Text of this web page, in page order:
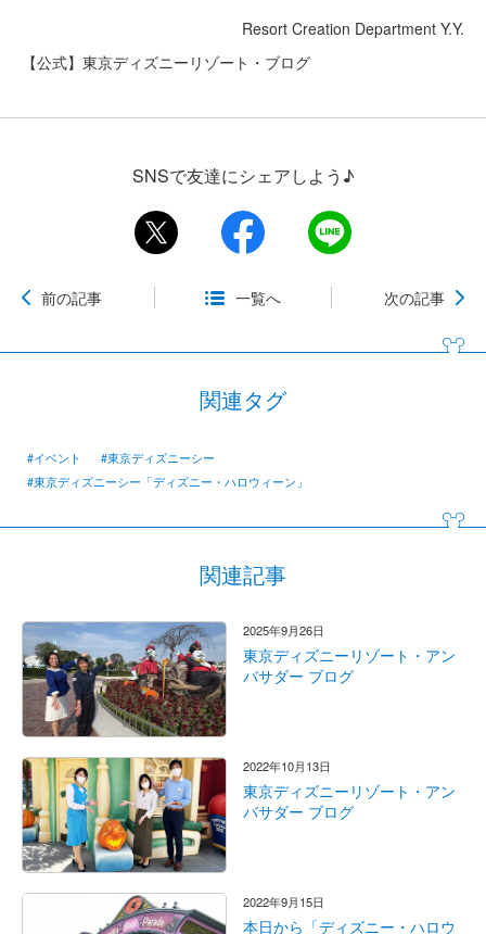
Resort Creation Department Y.Y.
【公式】東京ディズニーリゾート・ブログ
SNSで友達にシェアしよう♪
前の記事 一覧へ 次の記事
関連タグ
#イベント
#東京ディズニーシー
#東京ディズニーシー「ディズニー・ハロウィーン」
関連記事
2025年9月26日
東京ディズニーリゾート・アン
バサダー ブログ
2022年10月13日
東京ディズニーリゾート・アン
バサダー ブログ
2022年9月15日
本日から「ディズニー・ハロウ